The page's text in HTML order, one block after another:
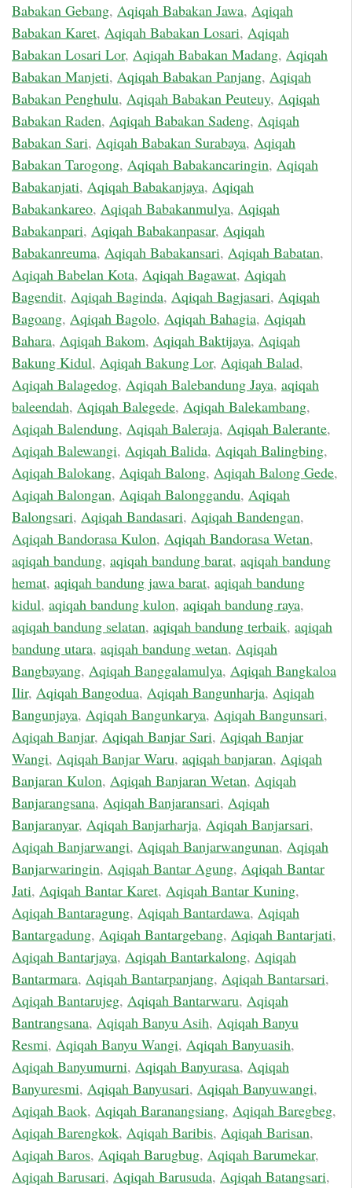
Babakan Gebang, Aqiqah Babakan Jawa, Aqiqah
Babakan Karet, Aqiqah Babakan Losari, Aqiqah
Babakan Losari Lor, Aqiqah Babakan Madang, Aqiqah
Babakan Manjeti, Aqiqah Babakan Panjang, Aqiqah
Babakan Penghulu, Aqiqah Babakan Peuteuy, Aqiqah
Babakan Raden, Aqiqah Babakan Sadeng, Aqiqah
Babakan Sari, Aqiqah Babakan Surabaya, Aqiqah
Babakan Tarogong, Aqiqah Babakancaringin, Aqiqah
Babakanjati, Aqiqah Babakanjaya, Aqiqah
Babakankareo, Aqiqah Babakanmulya, Aqiqah
Babakanpari, Aqiqah Babakanpasar, Aqiqah
Babakanreuma, Aqiqah Babakansari, Aqiqah Babatan,
Aqiqah Babelan Kota, Aqiqah Bagawat, Aqiqah
Bagendit, Aqiqah Baginda, Aqiqah Bagjasari, Aqiqah
Bagoang, Aqiqah Bagolo, Aqiqah Bahagia, Aqiqah
Bahara, Aqiqah Bakom, Aqiqah Baktijaya, Aqiqah
Bakung Kidul, Aqiqah Bakung Lor, Aqiqah Balad,
Aqiqah Balagedog, Aqiqah Balebandung Jaya, aqiqah
baleendah, Aqiqah Balegede, Aqiqah Balekambang,
Aqiqah Balendung, Aqiqah Baleraja, Aqiqah Balerante,
Aqiqah Balewangi, Aqiqah Balida, Aqiqah Balingbing,
Aqiqah Balokang, Aqiqah Balong, Aqiqah Balong Gede,
Aqiqah Balongan, Aqiqah Balonggandu, Aqiqah
Balongsari, Aqiqah Bandasari, Aqiqah Bandengan,
Aqiqah Bandorasa Kulon, Aqiqah Bandorasa Wetan,
aqiqah bandung, aqiqah bandung barat, aqiqah bandung
hemat, aqiqah bandung jawa barat, aqiqah bandung
kidul, aqiqah bandung kulon, aqiqah bandung raya,
aqiqah bandung selatan, aqiqah bandung terbaik, aqiqah
bandung utara, aqiqah bandung wetan, Aqiqah
Bangbayang, Aqiqah Banggalamulya, Aqiqah Bangkaloa
Ilir, Aqiqah Bangodua, Aqiqah Bangunharja, Aqiqah
Bangunjaya, Aqiqah Bangunkarya, Aqiqah Bangunsari,
Aqiqah Banjar, Aqiqah Banjar Sari, Aqiqah Banjar
Wangi, Aqiqah Banjar Waru, aqiqah banjaran, Aqiqah
Banjaran Kulon, Aqiqah Banjaran Wetan, Aqiqah
Banjarangsana, Aqiqah Banjaransari, Aqiqah
Banjaranyar, Aqiqah Banjarharja, Aqiqah Banjarsari,
Aqiqah Banjarwangi, Aqiqah Banjarwangunan, Aqiqah
Banjarwaringin, Aqiqah Bantar Agung, Aqiqah Bantar
Jati, Aqiqah Bantar Karet, Aqiqah Bantar Kuning,
Aqiqah Bantaragung, Aqiqah Bantardawa, Aqiqah
Bantargadung, Aqiqah Bantargebang, Aqiqah Bantarjati,
Aqiqah Bantarjaya, Aqiqah Bantarkalong, Aqiqah
Bantarmara, Aqiqah Bantarpanjang, Aqiqah Bantarsari,
Aqiqah Bantarujeg, Aqiqah Bantarwaru, Aqiqah
Bantrangsana, Aqiqah Banyu Asih, Aqiqah Banyu
Resmi, Aqiqah Banyu Wangi, Aqiqah Banyuasih,
Aqiqah Banyumurni, Aqiqah Banyurasa, Aqiqah
Banyuresmi, Aqiqah Banyusari, Aqiqah Banyuwangi,
Aqiqah Baok, Aqiqah Baranangsiang, Aqiqah Baregbeg,
Aqiqah Barengkok, Aqiqah Baribis, Aqiqah Barisan,
Aqiqah Baros, Aqiqah Barugbug, Aqiqah Barumekar,
Aqiqah Barusari, Aqiqah Barusuda, Aqiqah Batangsari,